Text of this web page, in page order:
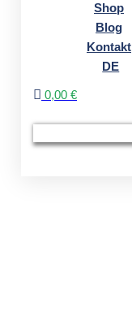
Shop
Blog
Kontakt
DE
0,00 €